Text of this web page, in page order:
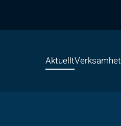
AktuelltVerksamhet